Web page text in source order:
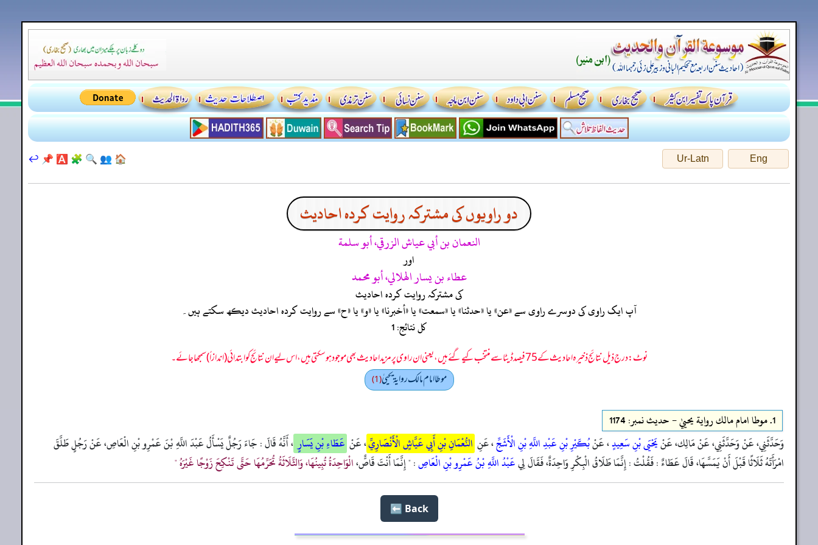
Eng
Ur-Latn
🏠
👥
🔍
🧩
🅰️
📌
↩️
دو راویوں کی مشترکہ روایت کردہ احادیث
النعمان بن أبي عياش الزرقي، أبو سلمة
اور
عطاء بن يسار الهلالي، أبو محمد
کی مشترکہ روایت کردہ احادیث
آپ ایک راوی کی دوسرے راوی سے «عن» یا «حدثنا» یا «سمعت» یا «أخبرنا» یا «و» یا «ح» سے روایت کردہ احادیث دیکھ سکتے ہیں۔
کل نتائج: 1
نوٹ: درج ذیل نتائج ذخیرہ احادیث کے 75 فیصد ڈیٹا سے منتخب کیے گئے ہیں، یعنی ان راوی پر مزید احادیث بھی موجود ہو سکتی ہیں، اس لیے ان نتائج کو ابتدائی (اندازاً) سمجھا جائے۔
موطا امام مالك رواية يحييٰ(1)
1. موطا امام مالك رواية يحييٰ - حدیث نمبر: 1174
وَحَدَّثَنِي، عَنْ وَحَدَّثَنِي، عَنْ مَالِك، عَنْيَحْيَى بْنِ سَعِيدٍ، عَنْبُكَيْرِ بْنِ عَبْدِ اللَّهِ بْنِ الْأَشَجِّ، عَنِ النُّعْمَانِ بْنِ أَبِي عَيَّاشٍ الْأَنْصَارِيِّ، عَنْ عَطَاءِ بْنِ يَسَارٍ، أَنَّهُ قَالَ : جَاءَ رَجُلٌ يَسْأَلُ عَبْدَ اللَّهِ بْنَ عَمْرِو بْنِ الْعَاصِ، عَنْ رَجُلٍ طَلَّقَ
امْرَأَتَهُ ثَلَاثًا قَبْلَ أَنْ يَمَسَّهَا، قَالَ عَطَاءٌ : فَقُلْتُ : إِنَّمَا طَلَاقُ الْبِكْرِ وَاحِدَةٌ، فَقَالَ لِيعَبْدُ اللَّهِ بْنُ عَمْرِو بْنِ الْعَاصِ: " إِنَّمَا أَنْتَ قَاصٌّ،الْوَاحِدَةُ تُبِينُهَا، وَالثَّلَاثَةُ تُحَرِّمُهَا حَتَّى تَنْكِحَ زَوْجًا غَيْرَهُ "
Back ⬅️